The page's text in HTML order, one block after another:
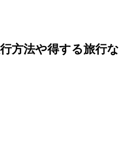
方法や得する旅行な